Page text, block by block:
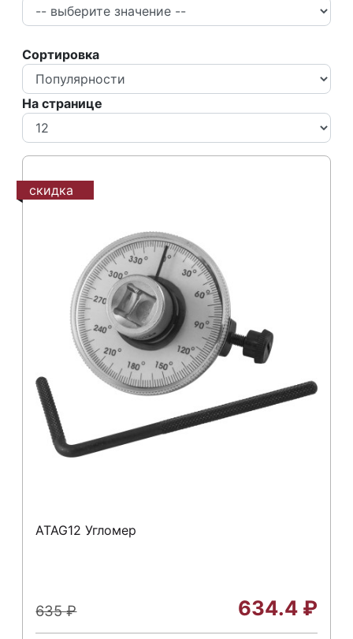
Сортировка
На странице
скидка
ATAG12 Угломер
635₽ 634.4 ₽